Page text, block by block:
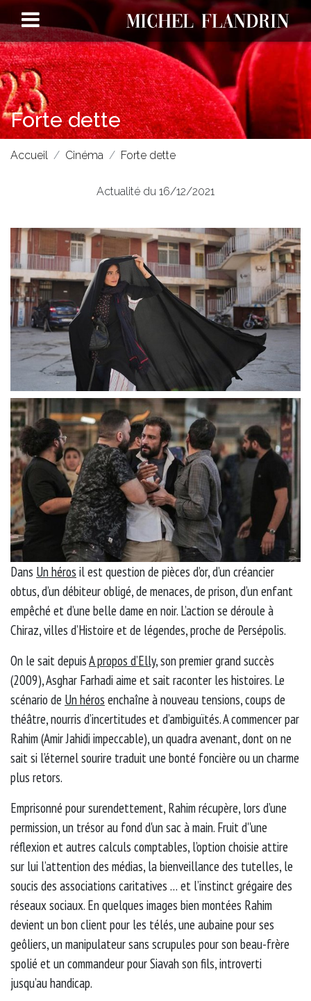
Forte dette
Accueil Cinéma Forte dette
Actualité du 16/12/2021
Dans Un héros il est question de pièces d’or, d’un créancier
obtus, d’un débiteur obligé, de menaces, de prison, d’un enfant
empêché et d’une belle dame en noir. L’action se déroule à
Chiraz, villes d’Histoire et de légendes, proche de Persépolis.
On le sait depuisA propos d’Elly, son premier grand succès
(2009), Asghar Farhadi aime et sait raconter les histoires. Le
scénario de Un héros enchaîne à nouveau tensions, coups de
théâtre, nourris d’incertitudes et d’ambiguïtés. A commencer par
Rahim (Amir Jahidi impeccable), un quadra avenant, dont on ne
sait si l’éternel sourire traduit une bonté foncière ou un charme
plus retors.
Emprisonné pour surendettement, Rahim récupère, lors d’une
permission, un trésor au fond d'un sac à main. Fruit d''une
réflexion et autres calculs comptables, l’option choisie attire
sur lui l’attention des médias, la bienveillance des tutelles, le
soucis des associations caritatives … et l’instinct grégaire des
réseaux sociaux. En quelques images bien montées Rahim
devient un bon client pour les télés, une aubaine pour ses
geôliers, un manipulateur sans scrupules pour son beau-frère
spolié et un commandeur pour Siavah son fils, introverti
jusqu’au handicap.